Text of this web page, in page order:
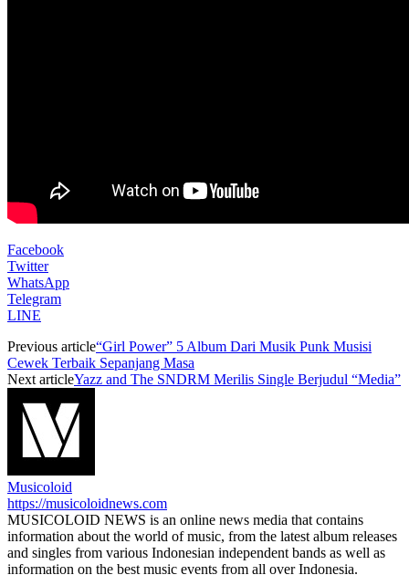
Facebook
Twitter
WhatsApp
Telegram
LINE
Previous article“Girl Power” 5 Album Dari Musik Punk Musisi
Cewek Terbaik Sepanjang Masa
Next articleYazz and The SNDRM Merilis Single Berjudul “Media”
Musicoloid
https://musicoloidnews.com
MUSICOLOID NEWS is an online news media that contains
information about the world of music, from the latest album releases
and singles from various Indonesian independent bands as well as
information on the best music events from all over Indonesia.